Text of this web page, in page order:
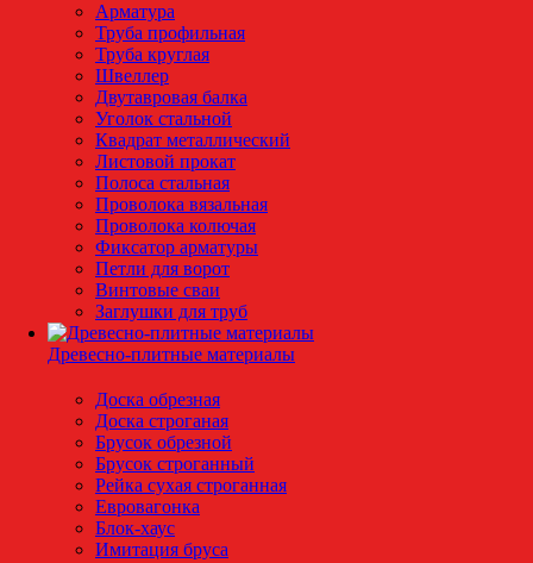
Арматура
Труба профильная
Труба круглая
Швеллер
Двутавровая балка
Уголок стальной
Квадрат металлический
Листовой прокат
Полоса стальная
Проволока вязальная
Проволока колючая
Фиксатор арматуры
Петли для ворот
Винтовые сваи
Заглушки для труб
Древесно-плитные материалы
Доска обрезная
Доска строганая
Брусок обрезной
Брусок строганный
Рейка сухая строганная
Евровагонка
Блок-хаус
Имитация бруса